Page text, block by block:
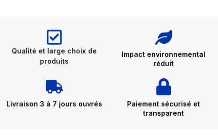
Qualité et large choix de
produits
Impact environnemental
réduit
Livraison 3 à 7 jours ouvrés
Paiement sécurisé et
transparent